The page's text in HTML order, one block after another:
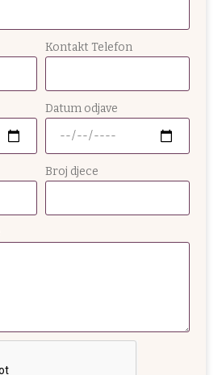
Kontakt Telefon
Datum odjave
Broj djece